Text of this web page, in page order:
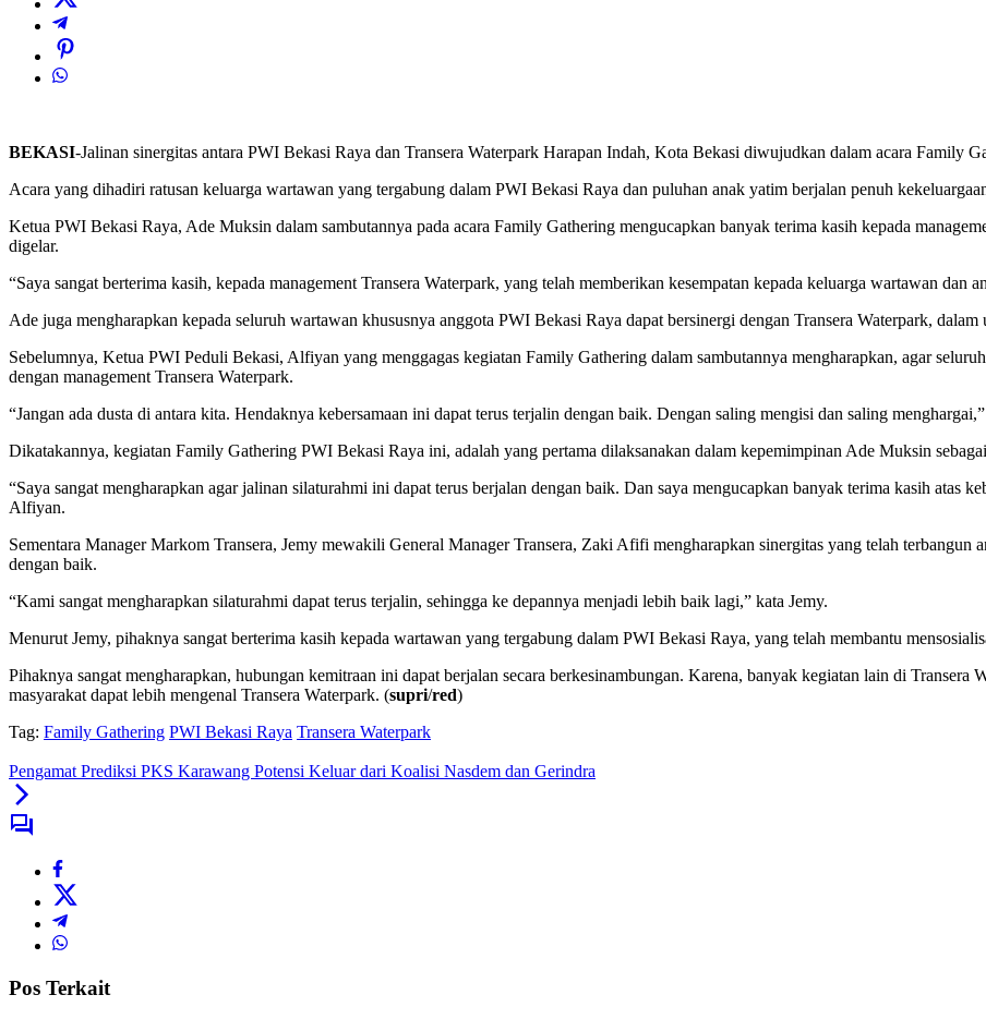
BEKASI-Jalinan sinergitas antara PWI Bekasi Raya dan Transera Waterpark Harapan Indah, Kota Bekasi diwujudkan dalam acara Family
Acara yang dihadiri ratusan keluarga wartawan yang tergabung dalam PWI Bekasi Raya dan puluhan anak yatim berjalan penuh
Ketua PWI Bekasi Raya, Ade Muksin dalam sambutannya pada acara Family Gathering mengucapkan banyak terima kasih kepada
digelar.
“Saya sangat berterima kasih, kepada management Transera Waterpark, yang telah memberikan kesempatan kepada keluarga wartawan dan
Ade juga mengharapkan kepada seluruh wartawan khususnya anggota PWI Bekasi Raya dapat bersinergi dengan Transera Waterpark,
Sebelumnya, Ketua PWI Peduli Bekasi, Alfiyan yang menggagas kegiatan Family Gathering dalam sambutannya mengharapkan, agar
dengan management Transera Waterpark.
“Jangan ada dusta di antara kita. Hendaknya kebersamaan ini dapat terus terjalin dengan baik. Dengan saling mengisi dan saling
Dikatakannya, kegiatan Family Gathering PWI Bekasi Raya ini, adalah yang pertama dilaksanakan dalam kepemimpinan Ade Muksin
“Saya sangat mengharapkan agar jalinan silaturahmi ini dapat terus berjalan dengan baik. Dan saya mengucapkan banyak terima kasih atas
Alfiyan.
Sementara Manager Markom Transera, Jemy mewakili General Manager Transera, Zaki Afifi mengharapkan sinergitas yang telah terbangun
dengan baik.
“Kami sangat mengharapkan silaturahmi dapat terus terjalin, sehingga ke depannya menjadi lebih baik lagi,” kata Jemy.
Menurut Jemy, pihaknya sangat berterima kasih kepada wartawan yang tergabung dalam PWI Bekasi Raya, yang telah membantu
Pihaknya sangat mengharapkan, hubungan kemitraan ini dapat berjalan secara berkesinambungan. Karena, banyak kegiatan lain di Transera
masyarakat dapat lebih mengenal Transera Waterpark. (supri/red)
Tag: Family Gathering PWI Bekasi Raya Transera Waterpark
Pengamat Prediksi PKS Karawang Potensi Keluar dari Koalisi Nasdem dan Gerindra
Pos Terkait